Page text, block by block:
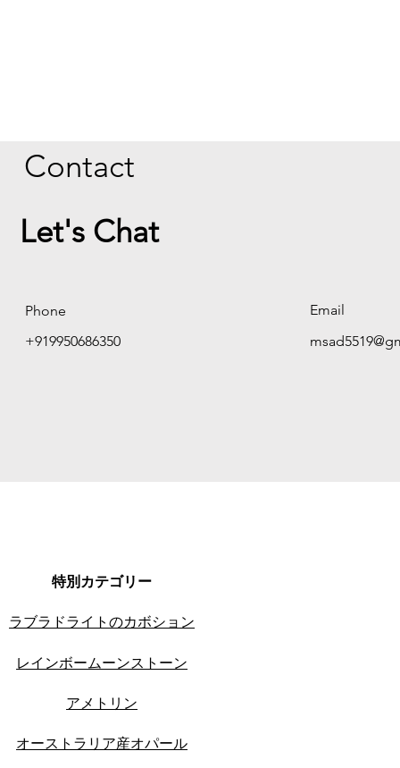
Contact
Let's Chat
Phone
+919950686350
Email
特別カテゴリー
ラブラドライトのカボション
レインボームーンストーン
アメトリン
オーストラリア産オパール